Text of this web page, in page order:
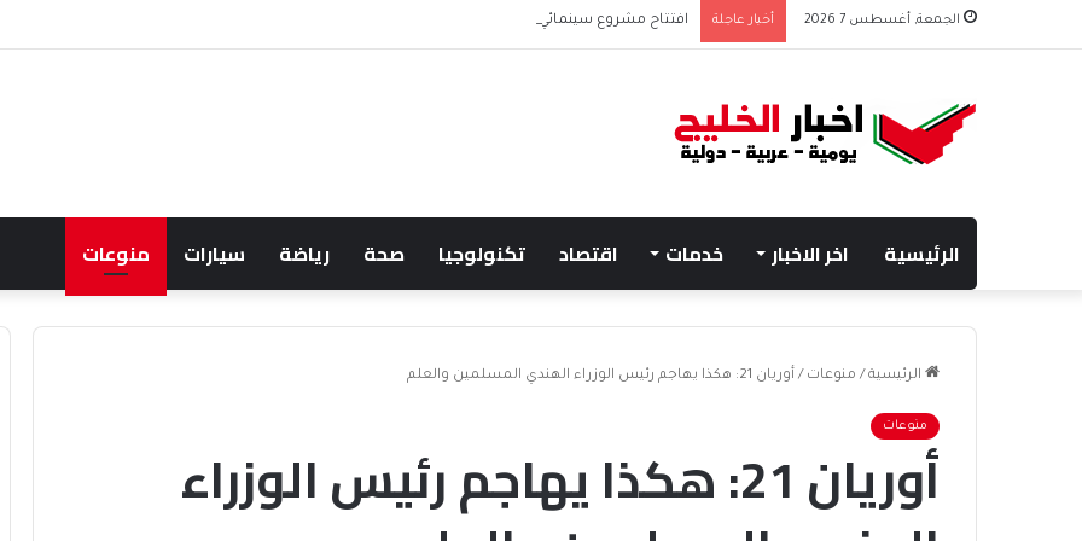
الجمعة, أغسطس 7 2026 أخبار عاجلة افتتاح مشروع سينمائي قطري موسع لتعزيز الأصوات في تشيلي
الرئيسية اخر الاخبار خدمات اقتصاد تكنولوجيا صحة رياضة سيارات منوعات
الرئيسية / منوعات / أوريان 21: هكذا يهاجم رئيس الوزراء الهندي المسلمين والعلم
منوعات
أوريان 21: هكذا يهاجم رئيس الوزراء